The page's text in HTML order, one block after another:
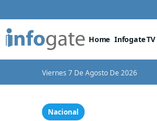
Home Infogate TV
Viernes 7 De Agosto De 2026
Nacional